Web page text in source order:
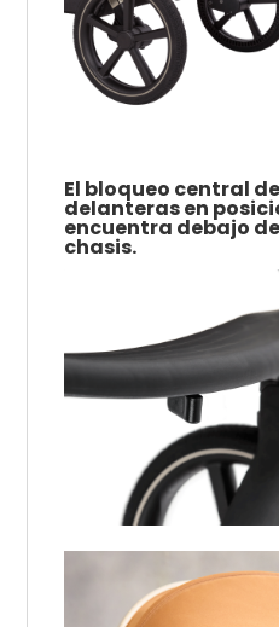
El bloqueo central
delanteras en
encuentra debajo
chasis.